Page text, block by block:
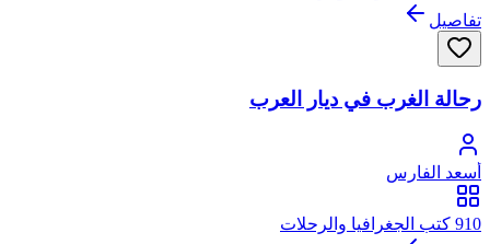
تفاصيل
رحالة الغرب في ديار العرب
أسعد الفارس
910 كتب الجغرافيا والرحلات